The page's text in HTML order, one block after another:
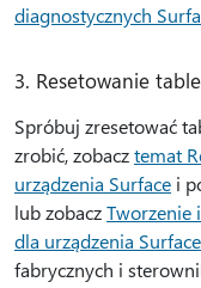
diagnostycznych
3. Resetowanie
Spróbuj zresetować
zrobić, zobacztemat
urządzenia Surface i
lub zobaczTworzenie
dla urządzenia Surface
fabrycznych i